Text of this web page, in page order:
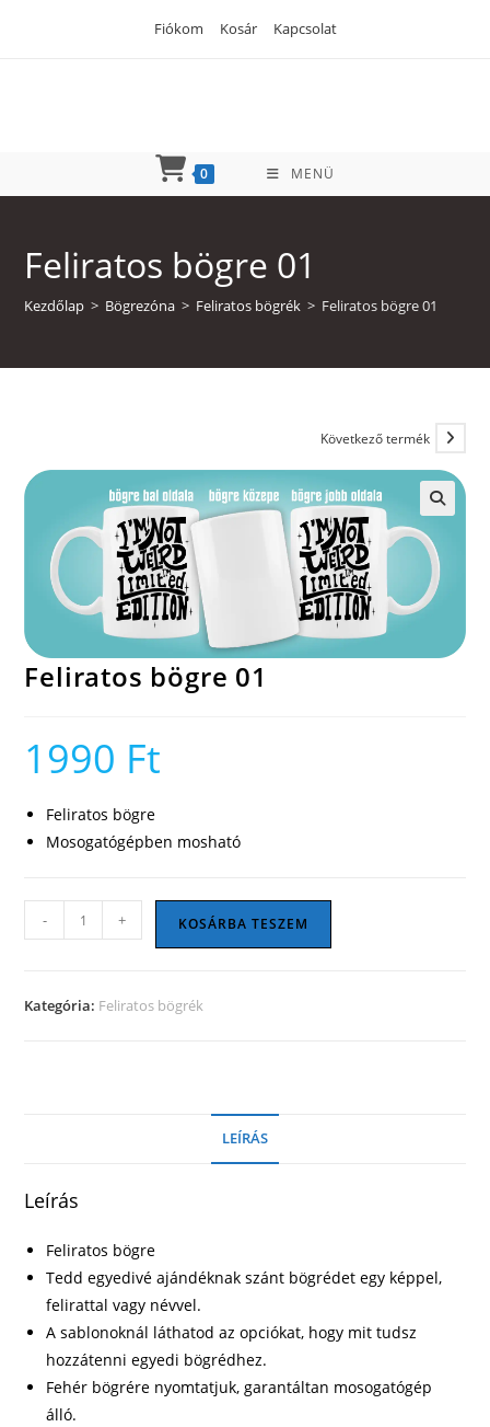
Fiókom Kosár Kapcsolat
0 MENÜ
Feliratos bögre 01
Kezdőlap > Bögrezóna > Feliratos bögrék > Feliratos bögre 01
Következő termék
Feliratos bögre 01
1990 Ft
Feliratos bögre
Mosogatógépben mosható
Feliratos
bögre
mennyiség
- + KOSÁRBA TESZEM
Kategória: Feliratos bögrék
LEÍRÁS
Leírás
Feliratos bögre
Tedd egyedivé ajándéknak szánt bögrédet egy képpel,
felirattal vagy névvel.
A sablonoknál láthatod az opciókat, hogy mit tudsz
hozzátenni egyedi bögrédhez.
Fehér bögrére nyomtatjuk, garantáltan mosogatógép
álló.